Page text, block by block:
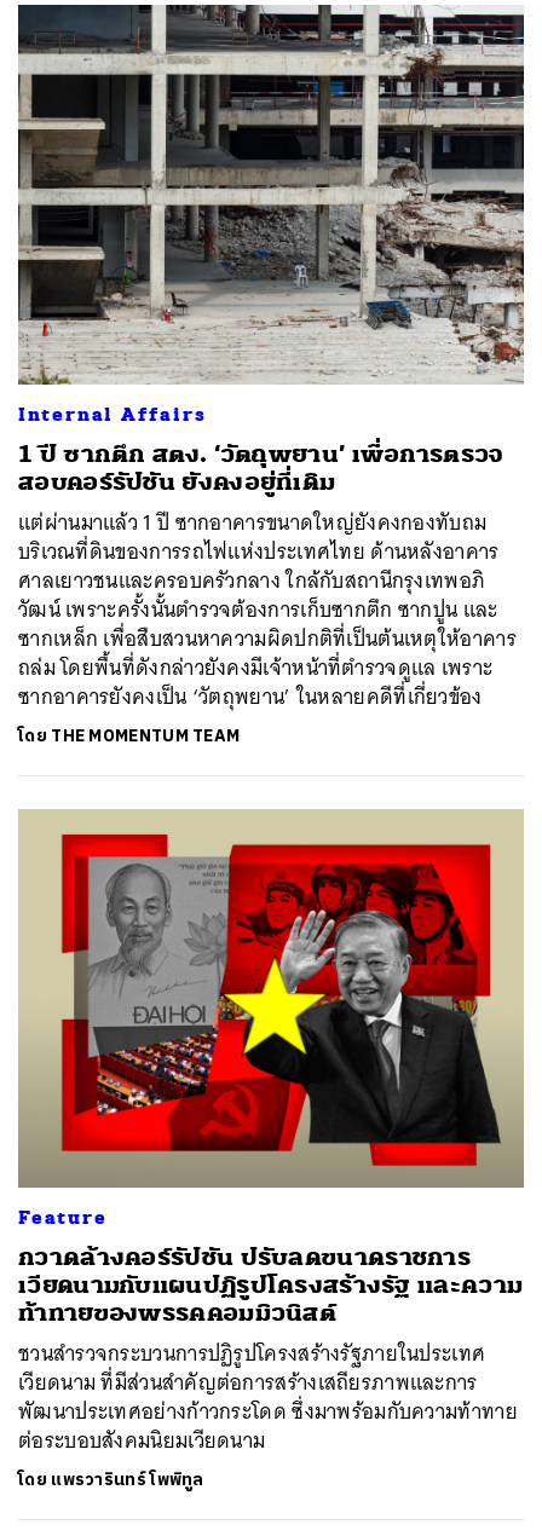
Internal Affairs
1 ปี ซากตึก สตง. ‘วัตถุพยาน’ เพื่อการตรวจ
สอบคอร์รัปชัน ยังคงอยู่ที่เดิม
แต่ผ่านมาแล้ว 1 ปี ซากอาคารขนาดใหญ่ยังคงกองทับถม
บริเวณที่ดินของการรถไฟแห่งประเทศไทย ด้านหลังอาคาร
ศาลเยาวชนและครอบครัวกลาง ใกล้กับสถานีกรุงเทพอภิ
วัฒน์ เพราะครั้งนั้นตำรวจต้องการเก็บซากตึก ซากปูน และ
ซากเหล็ก เพื่อสืบสวนหาความผิดปกติที่เป็นต้นเหตุให้อาคาร
ถล่ม โดยพื้นที่ดังกล่าวยังคงมีเจ้าหน้าที่ตำรวจดูแล เพราะ
ซากอาคารยังคงเป็น ‘วัตถุพยาน’ ในหลายคดีที่เกี่ยวข้อง
โดย THE MOMENTUM TEAM
Feature
กวาดล้างคอร์รัปชัน ปรับลดขนาดราชการ
เวียดนามกับแผนปฏิรูปโครงสร้างรัฐ และความ
ท้าทายของพรรคคอมมิวนิสต์
ชวนสำรวจกระบวนการปฏิรูปโครงสร้างรัฐภายในประเทศ
เวียดนาม ที่มีส่วนสำคัญต่อการสร้างเสถียรภาพและการ
พัฒนาประเทศอย่างก้าวกระโดด ซึ่งมาพร้อมกับความท้าทาย
ต่อระบอบสังคมนิยมเวียดนาม
โดย แพรวารินทร์ โพพิทูล
SHARE TWEET LINE EMAIL